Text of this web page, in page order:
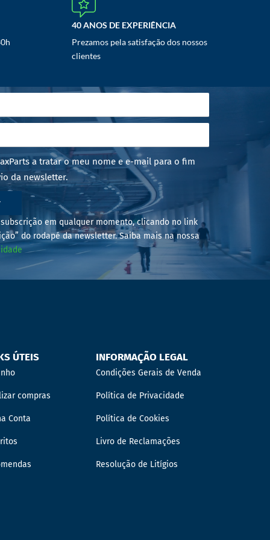
40 ANOS DE EXPERIÊNCIA
Prezamos pela satisfação dos nossos
clientes
a tratar o meu nome e e-mail para o fim
da newsletter.
em qualquer momento, clicando no link
do rodapé da newsletter. Saiba mais na nossa
ÚTEIS
compras
Conta
INFORMAÇÃO LEGAL
Condições Gerais de Venda
Política de Privacidade
Política de Cookies
Livro de Reclamações
Resolução de Litígios